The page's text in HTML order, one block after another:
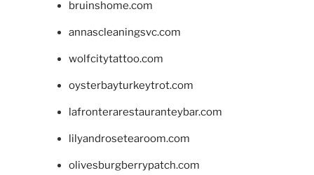
bruinshome.com
annascleaningsvc.com
wolfcitytattoo.com
oysterbayturkeytrot.com
lafronterarestauranteybar.com
lilyandrosetearoom.com
olivesburgberrypatch.com